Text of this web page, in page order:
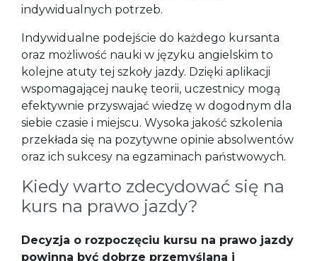
indywidualnych potrzeb.
Indywidualne podejście do każdego kursanta
oraz możliwość nauki w języku angielskim to
kolejne atuty tej szkoły jazdy. Dzięki aplikacji
wspomagającej naukę teorii, uczestnicy mogą
efektywnie przyswajać wiedzę w dogodnym dla
siebie czasie i miejscu. Wysoka jakość szkolenia
przekłada się na pozytywne opinie absolwentów
oraz ich sukcesy na egzaminach państwowych.
Kiedy warto zdecydować się na
kurs na prawo jazdy?
Decyzja o rozpoczęciu kursu na prawo jazdy
powinna być dobrze przemyślana i